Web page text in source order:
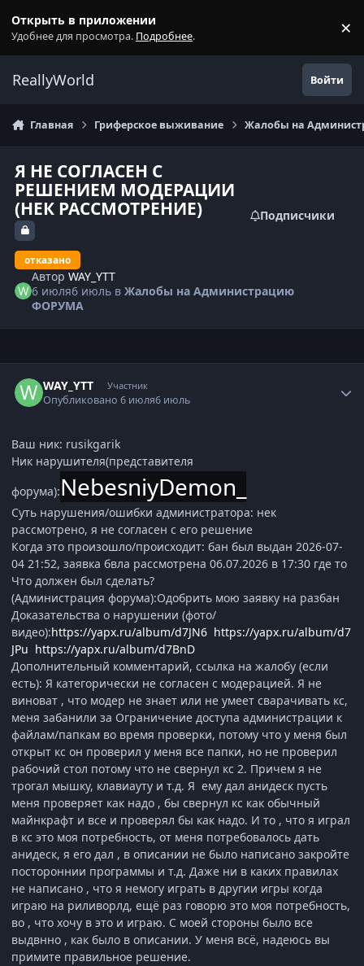
Открыть в приложении
Удобнее для просмотра. Подробнее. ×
ReallyWorld Войти
Главная Гриферское выживание Жалобы на
Я НЕ СОГЛАСЕН С
РЕШЕНИЕМ МОДЕРАЦИИ
(НЕК РАССМОТРЕНИЕ)
отказано
Подписчики
АвторWAY_YTT
6 июля6 июль вЖалобы на Администрацию
ФОРУМА
WAY_YTT Участник
Опубликовано6 июля6 июль
Ваш ник: rusikgarik
Ник нарушителя(представителя
форума):NebesniyDemon_
Суть нарушения/ошибки администратора: нек
рассмотрено, я не согласен с его решение
Когда это произошло/происходит: бан был выдан 2026-07-
04 21:52, заявка бвла рассмотрена 06.07.2026 в 17:30 где то
Что должен был сделать?
(Администрация форума):Одобрить мою заявку на разбан
Доказательства о нарушении (фото/
видео):https://yapx.ru/album/d7JN6 https://yapx.ru/album/d7
JPu https://yapx.ru/album/d7BnD
Дополнительный комментарий, ссылка на жалобу (если
есть): Я категорически не согласен с модерацией. Я не
виноват , что модер не знает или не умеет сварачивать кс,
меня забанили за Ограничение доступа администрации к
файлам/папкам во время проверки, потому что у меня был
открыт кс он проверил у меня все папки, но не проверил
рабочий стол потому что не свернул кс 2. Причем я не
трогал мышку, клавиауту и т.д. Я ему дал анидеск пусть
меня проверяет как надо , бы свернул кс как обычный
майнкрафт и все и проверял бы как надо. И то , что я играл
в кс это моя потребность, от меня потребовалось дать
анидеск, я его дал , в описании не было написано закройте
постороннии программы и т.д. Даже ни в каких правилах
не написано , что я немогу играть в другии игры когда
играю на риливорлд, ещё раз говорю это моя потребность,
во , что хочу в это и играю. С моей стороны было все
выдвнно , как было в описании. У меня всё, надеюсь вы
примите правильное решение.